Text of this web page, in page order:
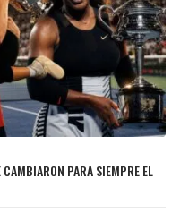
PARA SIEMPRE EL